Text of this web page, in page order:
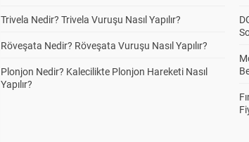
Trivela Nedir? Trivela Vuruşu Nasıl Yapılır?
Röveşata Nedir? Röveşata Vuruşu Nasıl Yapılır?
Plonjon Nedir? Kalecilikte Plonjon Hareketi Nasıl
Yapılır?